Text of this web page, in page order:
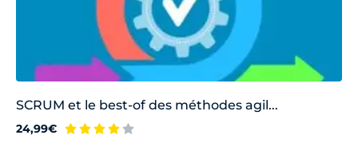
SCRUM et le best-of des méthodes agil...
24,99€